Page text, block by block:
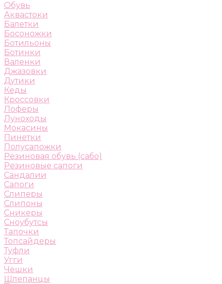
Обувь
Аквастоки
Балетки
Босоножки
Ботильоны
Ботинки
Валенки
Джазовки
Дутики
Кеды
Кроссовки
Лоферы
Луноходы
Мокасины
Пинетки
Полусапожки
Резиновая обувь (сабо)
Резиновые сапоги
Сандалии
Сапоги
Слиперы
Слипоны
Сникеры
Сноубутсы
Тапочки
Топсайдеры
Туфли
Угги
Чешки
Шлепанцы